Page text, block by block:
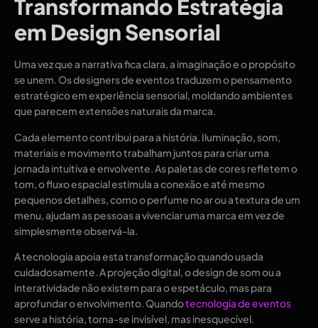
Transformando Estratégia
em Design Sensorial
Uma vez que a narrativa fica clara, a imaginação e o propósito
se unem. Os designers de eventos traduzem o pensamento
estratégico em experiência sensorial, moldando ambientes
que parecem extensões naturais da marca.
Cada elemento contribui para a história. Iluminação, som,
materiais e movimento trabalham juntos para criar uma
jornada intuitiva e envolvente. As paletas de cores refletem o
tom, o fluxo espacial estimula a conexão e até mesmo
pequenos detalhes, como o perfume no ar ou a textura de um
menu, ajudam as pessoas a vivenciar uma marca em vez de
simplesmente observá-la.
A tecnologia apoia esta transformação quando usada
cuidadosamente. A projeção digital, o design de som ou a
interatividade não existem para o espetáculo, mas para
aprofundar o envolvimento. Quandotecnologia de eventos
serve a história, torna-se invisível, mas inesquecível.